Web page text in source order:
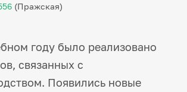
(Пражская)
году было реализовано
связанных с
Появились новые